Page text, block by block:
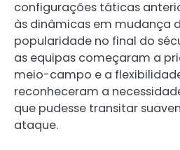
configurações táticas
às dinâmicas em mudança
popularidade no final do
as equipas começaram a
meio-campo e a
reconheceram a
que pudesse transitar
ataque.